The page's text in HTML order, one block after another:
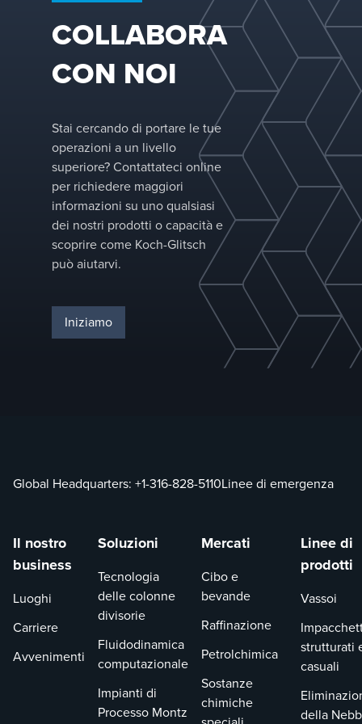
l'azione capillare
intrinseca dei fili
sottili fa sì che il
liquido si
in film sottili che
combinano e si
dividono
continuamente
una
un contatto
ottimali con il
vapore in tutto il
volume di
La funzione di
compressione
periferica della
struttura a
assicura un
bypass del
risultato netto è
una baderna con
un'elevata
efficienza di
massa e una
perdita di carico.
COLLABORA
CON NOI
Stai cercando di portare le tue
operazioni a un livello
superiore? Contattateci online
per richiedere maggiori
informazioni su uno qualsiasi
dei nostri prodotti o capacità e
scoprire come Koch-Glitsch
può aiutarvi.
Iniziamo
Global Headquarters: +1-316-828-5110Linee di emergenza
Il nostro
business
Luoghi
Carriere
Avvenimenti
Soluzioni
Tecnologia
delle colonne
divisorie
Fluidodinamica
computazionale
Impianti di
Processo Montz
Mercati
Cibo e
bevande
Raffinazione
Petrolchimica
Sostanze
chimiche
Linee di
prodotti
Vassoi
strutturati
casuali
della